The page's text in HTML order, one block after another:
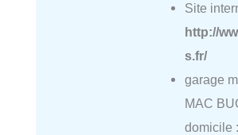
Site
http://
s.fr/
garage
MAC
domicile :